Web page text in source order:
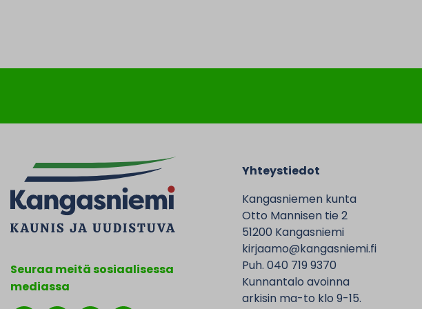
Seuraa meitä sosiaalisessa
mediassa
Yhteystiedot
Kangasniemen kunta
Otto Mannisen tie 2
51200 Kangasniemi
kirjaamo@kangasniemi.fi
Puh. 040 719 9370
Kunnantalo avoinna
arkisin ma-to klo 9-15.